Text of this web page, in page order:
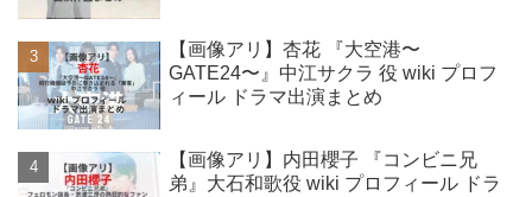
【画像アリ】杏花 『大空港〜
GATE24〜』中江サクラ 役 wiki プロフ
ィール ドラマ出演まとめ
【画像アリ】内田櫻子 『コンビニ兄
弟』大石和歌役 wiki プロフィール ドラ